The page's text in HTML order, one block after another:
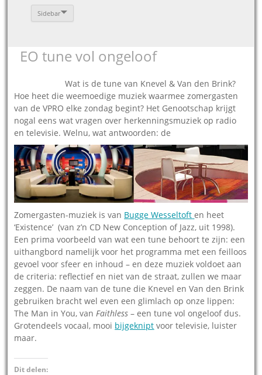
Sidebar
EO tune vol ongeloof
05.08.2011 –Wat is de tune van Knevel & Van den Brink?
Hoe heet die weemoedige muziek waarmee zomergasten
van de VPRO elke zondag begint? Het Genootschap krijgt
nogal eens wat vragen over herkenningsmuziek op radio
en televisie. Welnu, wat antwoorden: de
Zomergasten-muziek is van Bugge Wesseltoft en heet
‘Existence’ (van z’n CD New Conception of Jazz, uit 1998).
Een prima voorbeeld van wat een tune behoort te zijn: een
uithangbord namelijk voor het programma met een feilloos
gevoel voor sfeer en inhoud – en deze muziek voldoet aan
de criteria: reflectief en niet van de straat, zullen we maar
zeggen. De naam van de tune die Knevel en Van den Brink
gebruiken bracht wel even een glimlach op onze lippen:
The Man in You, van Faithless – een tune vol ongeloof dus.
Grotendeels vocaal, mooi bijgeknipt voor televisie, luister
maar.
Dit delen: